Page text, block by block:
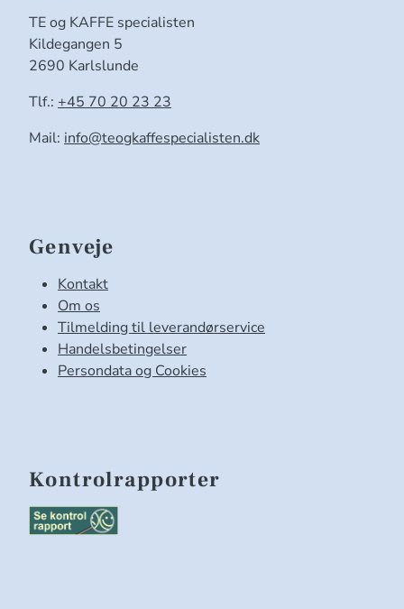
TE og KAFFE specialisten
Kildegangen 5
2690 Karlslunde
Tlf.: +45 70 20 23 23
Mail: info@teogkaffespecialisten.dk
Genveje
Kontakt
Om os
Tilmelding til leverandørservice
Handelsbetingelser
Persondata og Cookies
Kontrolrapporter